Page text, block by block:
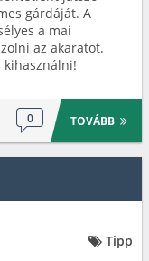
gárdáját. A
a mai
az akaratot.
kihasználni!
0 TOVÁBB
Tipp